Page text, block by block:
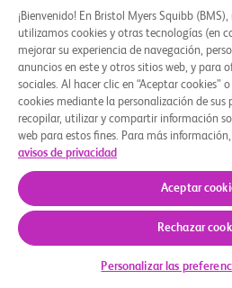
Resumen en lenguaje sencillo
Aviso legal Política de
© 2026 Bristol-Myers
¡Bienvenido! En Bristol Myers Squibb
utilizamos cookies y otras tecnologías (en
mejorar su experiencia de navegación,
anuncios en este y otros sitios web, y para
sociales. Al hacer clic en “Aceptar cookies”
cookies mediante la personalización de sus
recopilar, utilizar y compartir información
web para estos fines. Para más
avisos de privacidad
Aceptar
Rechazar
Personalizar las